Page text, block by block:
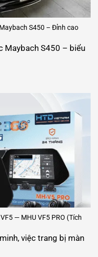
S450 – Đỉnh cao
Maybach S450 – biểu
— MHU VF5 PRO (Tích
việc trang bị màn